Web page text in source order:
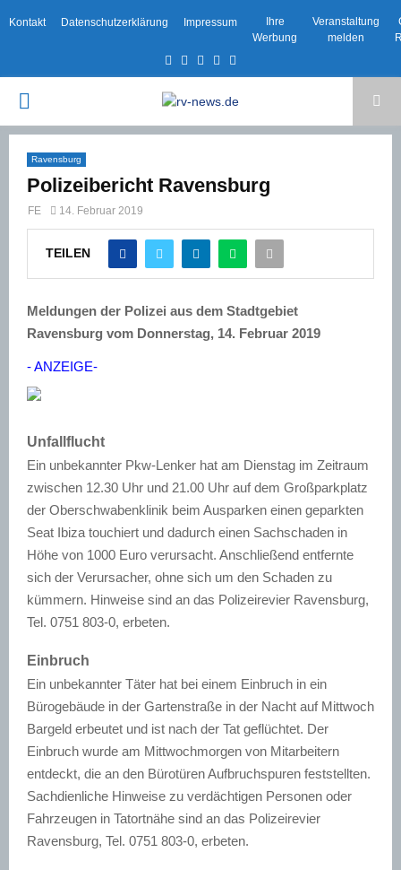
Kontakt Datenschutzerklärung Impressum
Ihre
Werbung
Veranstaltung
melden
Facebook
TwitterInstagram
Email
PRIMARY
MENU
Ravensburg
Polizeibericht Ravensburg
FE 14. Februar 2019
TEILEN
Meldungen der Polizei aus dem Stadtgebiet
Ravensburg vom Donnerstag, 14. Februar 2019
- ANZEIGE-
Unfallflucht
Ein unbekannter Pkw-Lenker hat am Dienstag im Zeitraum
zwischen 12.30 Uhr und 21.00 Uhr auf dem Großparkplatz
der Oberschwabenklinik beim Ausparken einen geparkten
Seat Ibiza touchiert und dadurch einen Sachschaden in
Höhe von 1000 Euro verursacht. Anschließend entfernte
sich der Verursacher, ohne sich um den Schaden zu
kümmern. Hinweise sind an das Polizeirevier Ravensburg,
Tel. 0751 803-0, erbeten.
Einbruch
Ein unbekannter Täter hat bei einem Einbruch in ein
Bürogebäude in der Gartenstraße in der Nacht auf Mittwoch
Bargeld erbeutet und ist nach der Tat geflüchtet. Der
Einbruch wurde am Mittwochmorgen von Mitarbeitern
entdeckt, die an den Bürotüren Aufbruchspuren feststellten.
Sachdienliche Hinweise zu verdächtigen Personen oder
Fahrzeugen in Tatortnähe sind an das Polizeirevier
Ravensburg, Tel. 0751 803-0, erbeten.